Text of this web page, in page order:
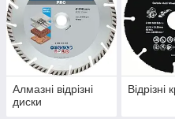
Алмазні відрізні
диски
Відрізні